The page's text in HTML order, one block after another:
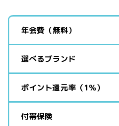
年会費（無料）
選べるブランド
ポイント還元率（1％）
付帯保険